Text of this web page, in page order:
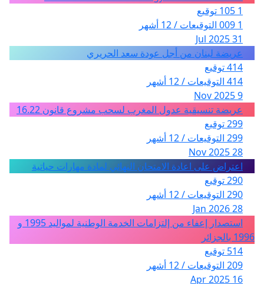
1 105 توقيع
1 009 التوقيعات / 12 أشهر
31 Jul 2025
عريضة لبنان من أجل عودة سعد الحريري
414 توقيع
414 التوقيعات / 12 أشهر
9 Nov 2025
عريضة تنسيقية عدول المغرب لسحب مشروع قانون 16.22
299 توقيع
299 التوقيعات / 12 أشهر
28 Nov 2025
اعتراض على اعادة الامتحان النهائي لمادة مهارات حياتية
290 توقيع
290 التوقيعات / 12 أشهر
28 Jan 2026
استصدار إعفاء من إلتزامات الخدمة الوطنية لمواليد 1995 و
1996 بالجزائر
514 توقيع
209 التوقيعات / 12 أشهر
16 Apr 2025